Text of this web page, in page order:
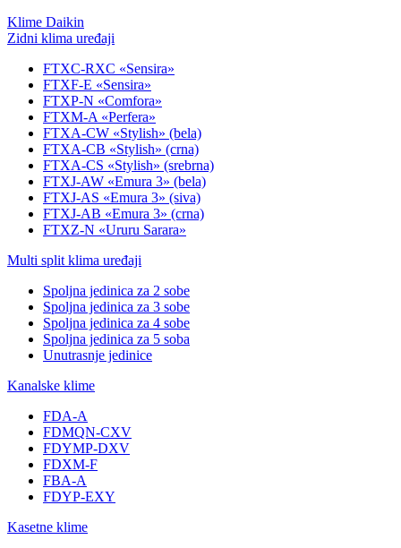
Klime Daikin
Zidni klima uređaji
FTXC-RXC «Sensira»
FTXF-E «Sensira»
FTXP-N «Comfora»
FTXM-A «Perfera»
FTXA-CW «Stylish» (bela)
FTXA-CB «Stylish» (crna)
FTXA-CS «Stylish» (srebrna)
FTXJ-AW «Emura 3» (bela)
FTXJ-AS «Emura 3» (siva)
FTXJ-AB «Emura 3» (crna)
FTXZ-N «Ururu Sarara»
Multi split klima uređaji
Spoljna jedinica za 2 sobe
Spoljna jedinica za 3 sobe
Spoljna jedinica za 4 sobe
Spoljna jedinica za 5 soba
Unutrasnje jedinice
Kanalske klime
FDA-A
FDMQN-CXV
FDYMP-DXV
FDXM-F
FBA-A
FDYP-EXY
Kasetne klime